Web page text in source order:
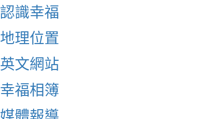
認識幸福
地理位置
英文網站
幸福相簿